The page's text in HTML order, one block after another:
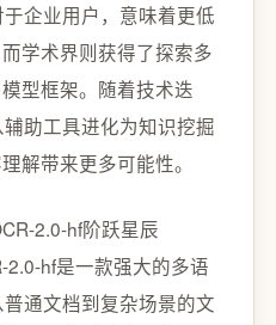
企业用户，意味着更低
学术界则获得了探索多
型框架。随着技术迭
助工具进化为知识挖掘
解带来更多可能性。
2.0-hf阶跃星辰
2.0-hf是一款强大的多语
通文档到复杂场景的文